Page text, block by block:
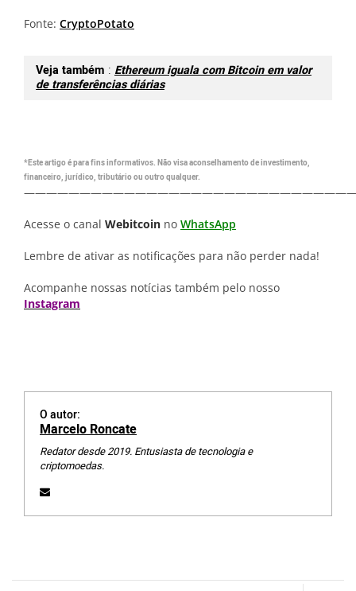
Fonte: CryptoPotato
Veja também : Ethereum iguala com Bitcoin em valor
de transferências diárias
*Este artigo é para fins informativos. Não visa aconselhamento de investimento,
financeiro, jurídico, tributário ou outro qualquer.
Acesse o canal Webitcoin no WhatsApp
Lembre de ativar as notificações para não perder nada!
Acompanhe nossas notícias também pelo nosso
Instagram
O autor:
Marcelo Roncate
Redator desde 2019. Entusiasta de tecnologia e
criptomoedas.